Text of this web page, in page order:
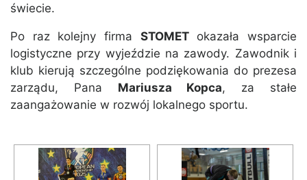
świecie.
Po raz kolejny firma STOMETokazała wsparcie
logistyczne przy wyjeździe na zawody. Zawodnik i
klub kierują szczególne podziękowania do prezesa
zarządu, Pana Mariusza Kopca, za stałe
zaangażowanie w rozwój lokalnego sportu.